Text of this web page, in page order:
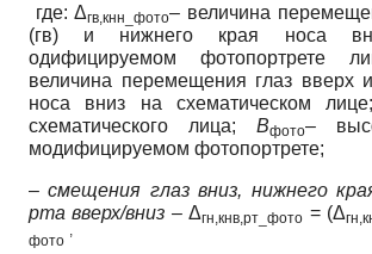
где: Δгв,кнн_фото– величина
(гв) и нижнего края носа
одифицируемом фотопортрете
величина перемещения глаз вверх
носа вниз на схематическом
схематического лица; Вфото–
модифицируемом фотопортрете;
–смещения глаз вниз, нижнего
рта вверх/вниз –Δгн,кнв,рт_фото = (Δ
фото
,